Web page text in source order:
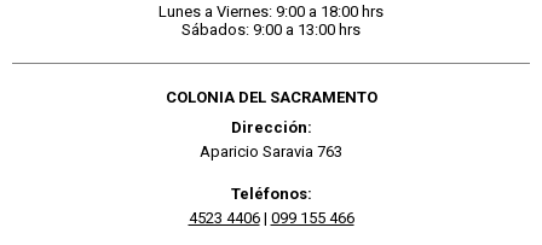
Lunes a Viernes: 9:00 a 18:00 hrs
Sábados: 9:00 a 13:00 hrs
COLONIA DEL SACRAMENTO
Dirección:
Aparicio Saravia 763
Teléfonos:
4523 4406| 099 155 466